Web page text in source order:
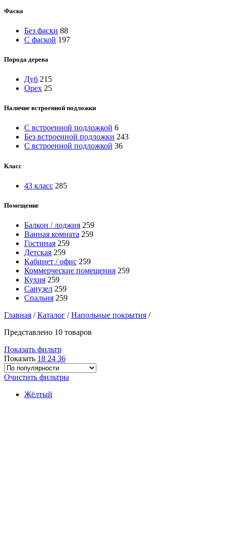
Фаска
Без фаски 88
С фаской 197
Порода дерева
Дуб 215
Орех 25
Наличие встроенной подложки
C встроенной подложкой 6
Без встроенной подложки 243
С встроенной подложкой 36
Класс
43 класс 285
Помещение
Балкон / лоджия 259
Ванная комната 259
Гостиная 259
Детская 259
Кабинет / офис 259
Коммерческие помещения 259
Кухня 259
Санузел 259
Спальня 259
Главная /Каталог /Напольные покрытия /
Представлено 10 товаров
Показать фильтр
Показать 18 24 36
Очистить фильтры
Жёлтый